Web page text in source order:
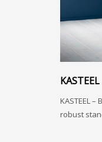
KASTEEL
KASTEEL
robust